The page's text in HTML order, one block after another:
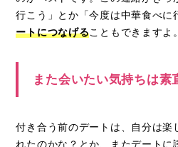
行こう」とか「今度は中華食べに
ートにつなげることもできますよ。
また会いたい気持ちは素
付き合う前のデートは、自分は楽
れたのかな？とか、またデートに